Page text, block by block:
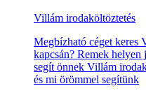
Villám irodaköltöztetés
Megbízható céget keres
kapcsán? Remek
segít önnek Villám
és mi örömmel segítünk